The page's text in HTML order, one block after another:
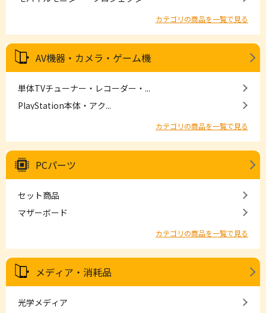
カテゴリの商品を一覧で見る
AV機器・カメラ・ゲーム機
単体TVチューナー・レコーダー・...
PlayStation本体・アク...
カテゴリの商品を一覧で見る
PCパーツ
セット商品
マザーボード
カテゴリの商品を一覧で見る
メディア・消耗品
光学メディア